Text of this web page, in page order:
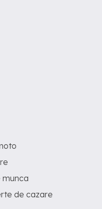
munca
de cazare